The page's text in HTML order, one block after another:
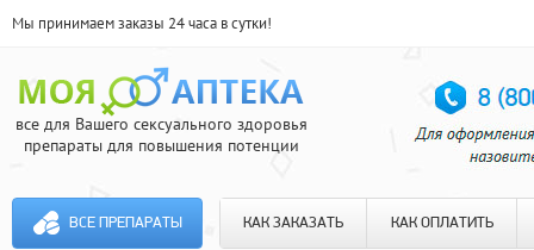
Мы принимаем заказы 24 часа в сутки!
все для Вашего сексуального здоровья
препараты для повышения потенции
ВСЕ ПРЕПАРАТЫ КАК ЗАКАЗАТЬ КАК ОПЛАТИТЬ